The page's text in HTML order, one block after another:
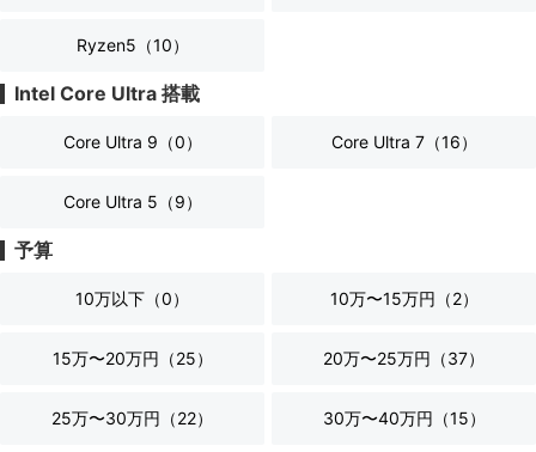
Ryzen5（10）
Intel Core Ultra 搭載
Core Ultra 9（0） Core Ultra 7（16）
Core Ultra 5（9）
予算
10万以下（0） 10万〜15万円（2）
15万〜20万円（25） 20万〜25万円（37）
25万〜30万円（22） 30万〜40万円（15）